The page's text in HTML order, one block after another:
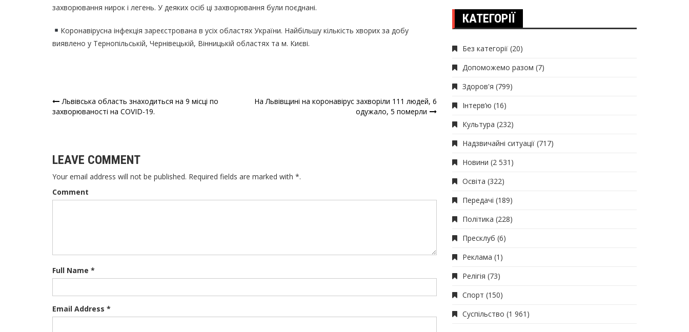
захворювання нирок і легень. У деяких осіб ці захворювання були поєднані.
Коронавірусна інфекція зареєстрована в усіх областях України. Найбільшу кількість хворих за добу
виявлено у Тернопільській, Чернівецькій, Вінницькій областях та м. Києві.
Навігація
Львівська область знаходиться на 9 місці по
захворюваності на COVID-19.
На Львівщині на коронавірус захворіли 111 людей, 6
одужало, 5 померли
LEAVE COMMENT
Your email address will not be published. Required fields are marked with *.
Comment
Full Name *
Email Address *
КАТЕГОРІЇ
Без категорії (20)
Допоможемо разом (7)
Здоров'я (799)
Інтерв’ю (16)
Культура (232)
Надзвичайні ситуації (717)
Новини (2 531)
Освіта (322)
Передачі (189)
Політика (228)
Пресклуб (6)
Реклама (1)
Релігія (73)
Спорт (150)
Суспільство (1 961)